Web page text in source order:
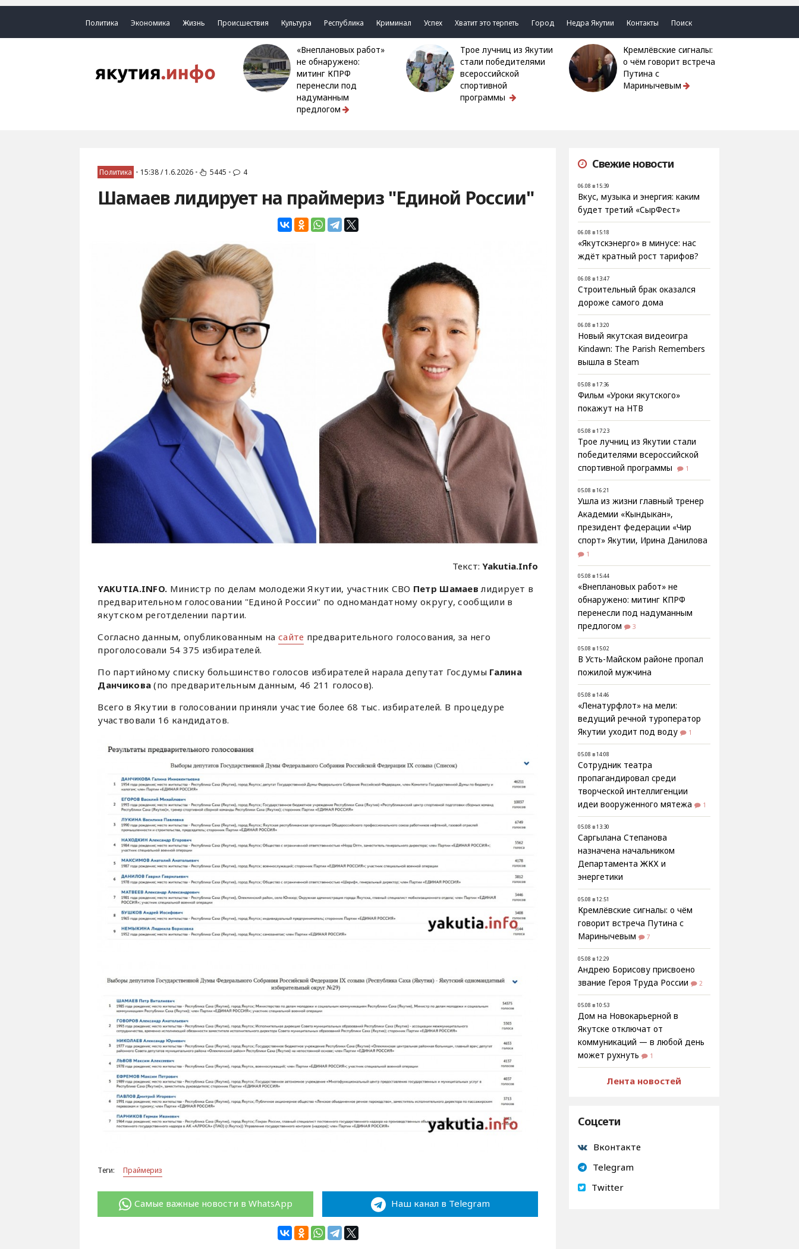
Политика Экономика Жизнь Происшествия Культура Республика Криминал Успех Хватит это терпеть Город Недра Якутии Контакты Поиск
«Внеплановых работ»
не обнаружено:
митинг КПРФ
перенесли под
надуманным
предлогом
Трое лучниц из Якутии
стали победителями
всероссийской
спортивной
программы
Кремлёвские сигналы:
о чём говорит встреча
Путина с
Маринычевым
Политика • 15:38 / 1.6.2026 • 5445 • 4
Шамаев лидирует на праймериз "Единой России"
Текст:Yakutia.Info
YAKUTIA.INFO. Министр по делам молодежи Якутии, участник СВО Петр Шамаевлидирует в
предварительном голосовании "Единой России" по одномандатному округу, сообщили в
якутском реготделении партии.
Согласно данным, опубликованным на сайте предварительного голосования, за него
проголосовали 54 375 избирателей.
По партийному списку большинство голосов избирателей нарала депутат Госдумы Галина
Данчикова (по предварительным данным, 46 211 голосов).
Всего в Якутии в голосовании приняли участие более 68 тыс. избирателей. В процедуре
участвовали 16 кандидатов.
Теги: Праймериз
Самые важные новости в WhatsApp Наш канал в Telegram
Свежие новости
06.08 в 15:39
Вкус, музыка и энергия: каким
будет третий «СырФест»
06.08 в 15:18
«Якутскэнерго» в минусе: нас
ждёт кратный рост тарифов?
06.08 в 13:47
Строительный брак оказался
дороже самого дома
06.08 в 13:20
Новый якутская видеоигра
Kindawn: The Parish Remembers
вышла в Steam
05.08 в 17:36
Фильм «Уроки якутского»
покажут на НТВ
05.08 в 17:23
Трое лучниц из Якутии стали
победителями всероссийской
спортивной программы
1
05.08 в 16:21
Ушла из жизни главный тренер
Академии «Кындыкан»,
президент федерации «Чир
спорт» Якутии, Ирина Данилова
1
05.08 в 15:44
«Внеплановых работ» не
обнаружено: митинг КПРФ
перенесли под надуманным
предлогом
3
05.08 в 15:02
В Усть-Майском районе пропал
пожилой мужчина
05.08 в 14:46
«Ленатурфлот» на мели:
ведущий речной туроператор
Якутии уходит под воду
1
05.08 в 14:08
Сотрудник театра
пропагандировал среди
творческой интеллигенции
идеи вооруженного мятежа
1
05.08 в 13:30
Саргылана Степанова
назначена начальником
Департамента ЖКХ и
энергетики
05.08 в 12:51
Кремлёвские сигналы: о чём
говорит встреча Путина с
Маринычевым
7
05.08 в 12:29
Андрею Борисову присвоено
звание Героя Труда России
2
05.08 в 10:53
Дом на Новокарьерной в
Якутске отключат от
коммуникаций — в любой день
может рухнуть
1
Лента новостей
Соцсети
Вконтакте
Telegram
Twitter